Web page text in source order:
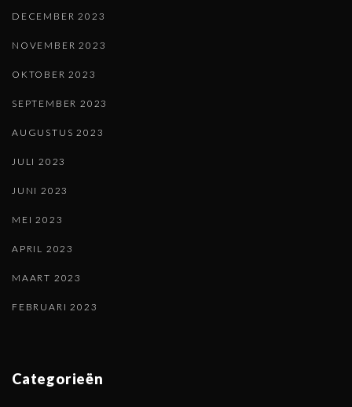
DECEMBER 2023
NOVEMBER 2023
OKTOBER 2023
SEPTEMBER 2023
AUGUSTUS 2023
JULI 2023
JUNI 2023
MEI 2023
APRIL 2023
MAART 2023
FEBRUARI 2023
Categorieën